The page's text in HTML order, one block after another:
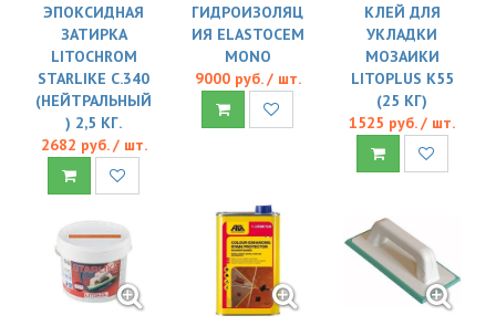
ЭПОКСИДНАЯ
ЗАТИРКА
LITOCHROM
STARLIKE C.340
(НЕЙТРАЛЬНЫЙ
) 2,5 КГ.
2682 руб. / шт.
ГИДРОИЗОЛЯЦ
ИЯ ELASTOCEM
MONO
9000 руб. / шт.
КЛЕЙ ДЛЯ
УКЛАДКИ
МОЗАИКИ
LITOPLUS K55
(25 КГ)
1525 руб. / шт.